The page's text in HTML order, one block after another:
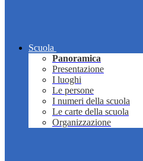
Scuola
Panoramica
Presentazione
I luoghi
Le persone
I numeri della scuola
Le carte della scuola
Organizzazione